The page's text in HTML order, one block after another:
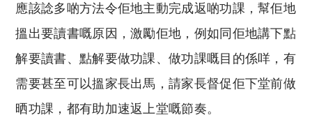
應該諗多啲方法令佢地主動完成返啲功課，幫佢地
搵出要讀書嘅原因，激勵佢地，例如同佢地講下點
解要讀書、點解要做功課、做功課嘅目的係咩，有
需要甚至可以搵家長出馬，請家長督促佢下堂前做
晒功課，都有助加速返上堂嘅節奏。